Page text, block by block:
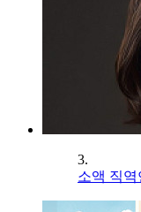
3.
소액 직